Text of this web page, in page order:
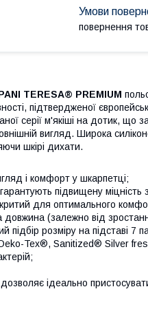
повернення
TERESA® PREMIUM
підтвердженої
серії м'якіші на дотик, що
вигляд. Широка
шкірі дихати.
і комфорт у шкарпетці;
підвищену міцність
для оптимального
довжина (залежно від
підбір розміру на підставі 7
Tex®, Sanitized® Silver
ідеально